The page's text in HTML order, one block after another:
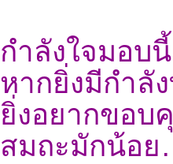
กำลังใจมอ
หากยิ่งมีกำ
ยิ่งอยากขอ
สมถะมักน้อ